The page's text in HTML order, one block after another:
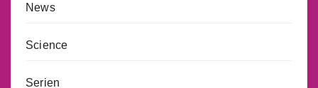
News
Science
Serien